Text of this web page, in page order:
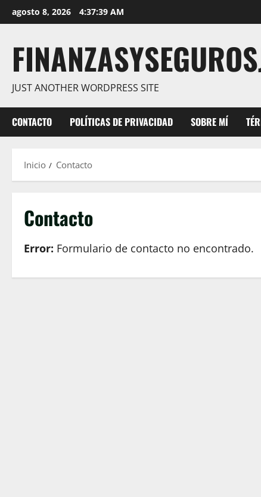
al
agosto 8, 2026 4:37:39 AM
JUST ANOTHER WORDPRESS SITE
CONTACTO POLÍTICAS DE PRIVACIDAD SOBRE MÍ
Inicio Contacto
Contacto
Error: Formulario de contacto no encontrado.